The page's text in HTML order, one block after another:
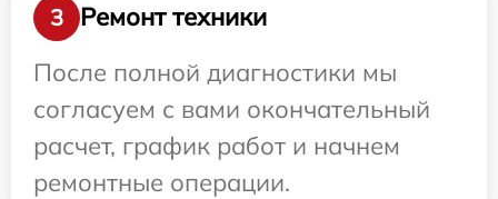
3
Ремонт техники
После полной диагностики мы
согласуем с вами окончательный
расчет, график работ и начнем
ремонтные операции.